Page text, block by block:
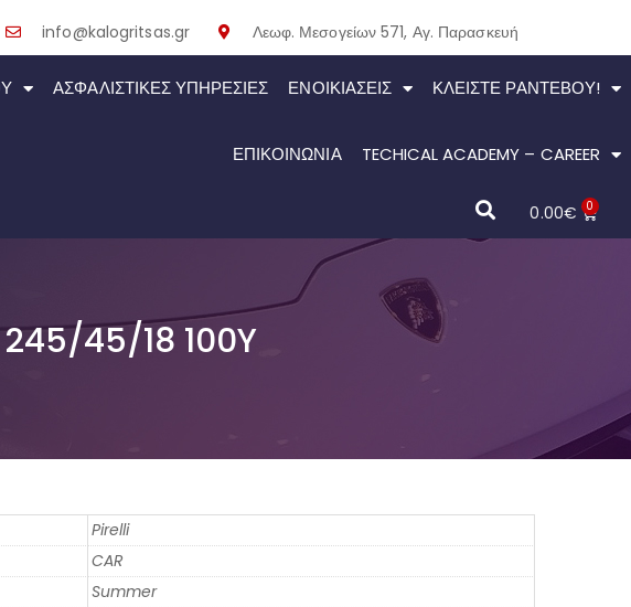
info@kalogritsas.gr Λεωφ. Μεσογείων 571, Αγ. Παρασκευή
ΑΣΦΑΛΙΣΤΙΚΕΣ ΥΠΗΡΕΣΙΕΣ ΕΝΟΙΚΙΆΣΕΙΣ ΚΛΕΊΣΤΕ ΡΑΝΤΕΒΟΎ!
ΕΠΙΚΟΙΝΩΝΙΑ TECHICAL ACADEMY – CAREER
0.00€ 0
245/45/18 100Y
Pirelli
CAR
Summer